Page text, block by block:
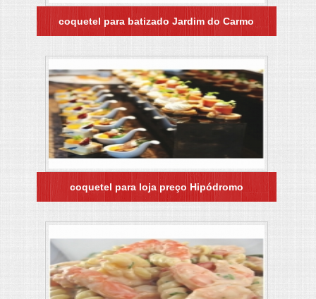
coquetel para batizado Jardim do Carmo
coquetel para loja preço Hipódromo